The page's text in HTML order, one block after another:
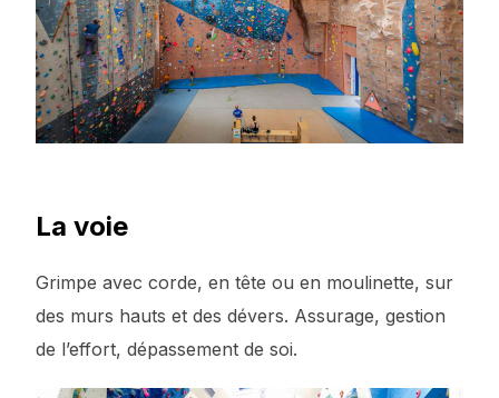
La voie
Grimpe avec corde, en tête ou en moulinette, sur
des murs hauts et des dévers. Assurage, gestion
de l’effort, dépassement de soi.